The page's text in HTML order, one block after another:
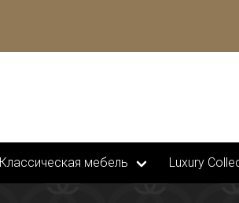
Классическая мебель Luxury